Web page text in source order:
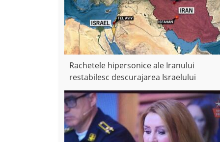
Rachetele hipersonice ale Iranului
restabilesc descurajarea Israelului